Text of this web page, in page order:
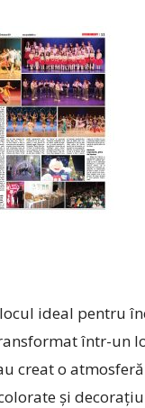
ideal pentru
într-un
creat o
și